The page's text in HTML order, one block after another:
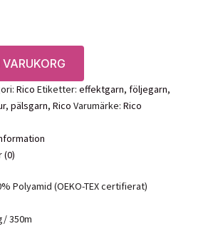
Rico Etiketter: effektgarn, följegarn,
, pälsgarn, Rico Varumärke: Rico
(0)
(OEKO-TEX certifierat)